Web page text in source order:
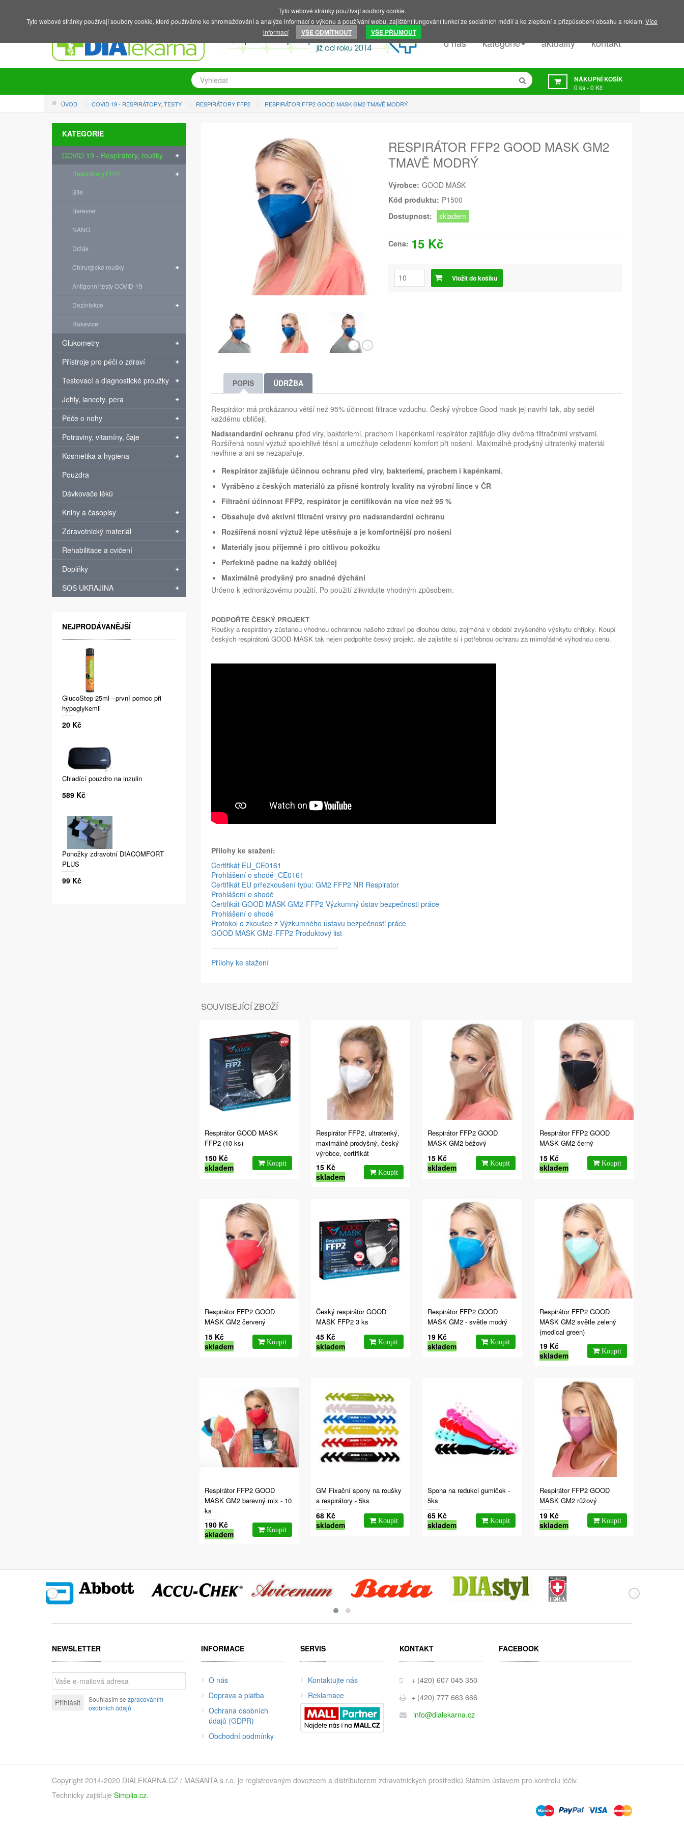
o nás kategorie aktuality kontakt
NÁKUPNÍ KOŠÍK
0 ks -0 Kč
ÚVOD COVID 19 - RESPIRÁTORY, TESTY RESPIRÁTORY FFP2 RESPIRÁTOR FFP2 GOOD MASK GM2 TMAVĚ MODRÝ
RESPIRÁTOR FFP2 GOOD MASK GM2
TMAVĚ MODRÝ
Výrobce: GOOD MASK
Kód produktu: P1500
Dostupnost:
skladem
Cena: 15 Kč
Vložit do košíku
POPIS ÚDRŽBA
Respirátor má prokázanou větší než 95% účinnost filtrace vzduchu. Český výrobce Good mask jej navrhl tak, aby seděl
každému obličeji.
Nadstandardní ochranu před viry, bakteriemi, prachem i kapénkami respirátor zajišťuje díky dvěma filtračními vrstvami.
Rozšířená nosní výztuž spolehlivě těsní a umožňuje celodenní komfort při nošení. Maximálně prodyšný ultratenký materiál
nevlhne a ani se nezapařuje.
Respirátor zajišťuje účinnou ochranu před viry, bakteriemi, prachem i kapénkami.
Vyráběno z českých materiálů za přísné kontroly kvality na výrobní lince v ČR
Filtrační účinnost FFP2, respirátor je certifikován na více než 95 %
Obsahuje dvě aktivní filtrační vrstvy pro nadstandardní ochranu
Rozšířená nosní výztuž lépe utěsňuje a je komfortnější pro nošení
Materiály jsou příjemné i pro citlivou pokožku
Perfektně padne na každý obličej
Maximálně prodyšný pro snadné dýchání
Určeno k jednorázovému použití. Po použití zlikvidujte vhodným způsobem.
PODPOŘTE ČESKÝ PROJEKT
Roušky a respirátory zůstanou vhodnou ochrannou našeho zdraví po dlouhou dobu, zejména v období zvýšeného výskytu chřipky. Koupí
českých respirátorů GOOD MASK tak nejen podpoříte český projekt, ale zajistíte si i potřebnou ochranu za mimořádně výhodnou cenu.
Přílohy ke stažení:
Certifikát EU_CE0161
Prohlášení o shodě_CE0161
Certifikát EU prřezkoušení typu: GM2 FFP2 NR Respirator
Prohlášení o shodě
Certifikát GOOD MASK GM2-FFP2 Výzkumný ústav bezpečnosti práce
Prohlášení o shodě
Protokol o zkoušce z Výzkumného ústavu bezpečnosti práce
GOOD MASK GM2-FFP2 Produktový list
--------------------------------------------------
Přílohy ke stažení
SOUVISEJÍCÍ ZBOŽÍ
Respirátor GOOD MASK
FFP2 (10 ks)
150 Kč
skladem
Respirátor FFP2, ultratenký,
maximálně prodyšný, český
výrobce, certifikát
15 Kč
skladem
Respirátor FFP2 GOOD
MASK GM2 béžový
15 Kč
skladem
Respirátor FFP2 GOOD
MASK GM2 černý
15 Kč
skladem
Respirátor FFP2 GOOD
MASK GM2 červený
15 Kč
skladem
Český respirátor GOOD
MASK FFP2 3 ks
45 Kč
skladem
Respirátor FFP2 GOOD
MASK GM2 - světle modrý
19 Kč
skladem
Respirátor FFP2 GOOD
MASK GM2 světle zelený
(medical green)
19 Kč
skladem
Respirátor FFP2 GOOD
MASK GM2 barevný mix - 10
ks
190 Kč
skladem
GM Fixační spony na roušky
a respirátory - 5ks
68 Kč
skladem
Spona na redukci gumiček -
5ks
65 Kč
skladem
Respirátor FFP2 GOOD
MASK GM2 růžový
19 Kč
skladem
KATEGORIE
COVID 19 - Respirátory, roušky
Respirátory FFP2
Bílé
Barevné
NANO
Držák
Chirurgické roušky
Antigenní testy COVID-19
Dezinfekce
Rukavice
Glukometry
Přístroje pro péči o zdraví
Testovací a diagnostické proužky
Jehly, lancety, pera
Péče o nohy
Potraviny, vitamíny, čaje
Kosmetika a hygiena
Pouzdra
Dávkovače léků
Knihy a časopisy
Zdravotnický materiál
Rehabilitace a cvičení
Doplňky
SOS UKRAJINA
NEJPRODÁVANĚJŠÍ
GlucoStep 25ml - první pomoc při
hypoglykemii
20 Kč
Chladící pouzdro na inzulin
589 Kč
Ponožky zdravotní DIACOMFORT
PLUS
99 Kč
NEWSLETTER
Přihlásit Souhlasím se zpracováním
osobních údajů
INFORMACE
O nás
Doprava a platba
Ochrana osobních
údajů (GDPR)
Obchodní podmínky
SERVIS
Kontaktujte nás
Reklamace
KONTAKT
+ (420) 607 045 350
+ (420) 777 663 666
info@dialekarna.cz
FACEBOOK
Copyright 2014-2020 DIALEKARNA.CZ / MASANTA s.r.o. je registrovaným dovozcem a distributorem zdravotnických prostředků Státním ústavem pro kontrolu léčiv.
Technicky zajišťuje Simplia.cz.
Tyto webové stránky používají soubory cookie.
Tyto webové stránky používají soubory cookie, které používáme ke shromažďování a analýze informací o výkonu a používání webu, zajištění fungování funkcí ze sociálních médií a ke zlepšení a přizpůsobení obsahu a reklam. Více
informací
VŠE ODMÍTNOUT VŠE PŘIJMOUT